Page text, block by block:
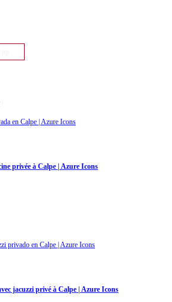
privée à Calpe | Azure Icons
jacuzzi privé à Calpe | Azure Icons